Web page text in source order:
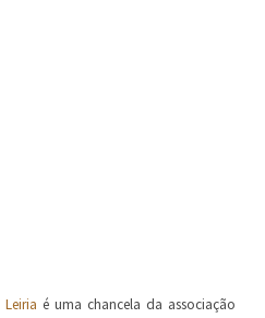
Leiria é uma chancela da associação